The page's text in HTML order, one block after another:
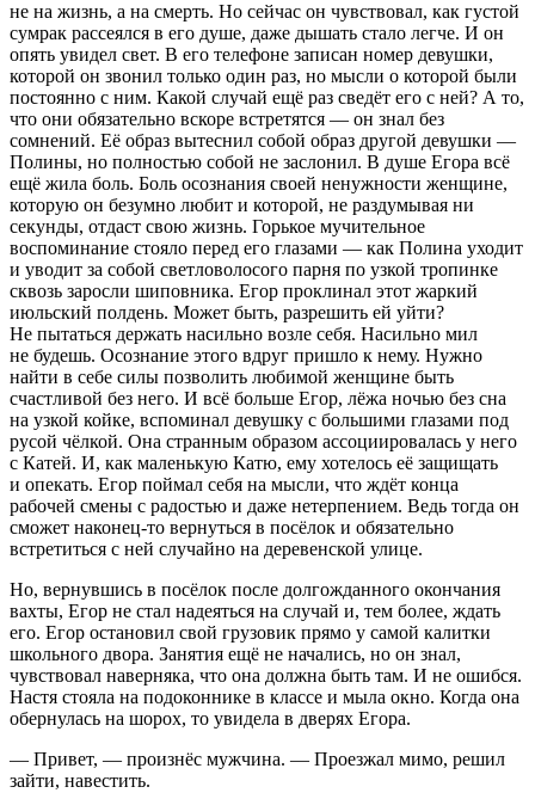
не на жизнь, а на смерть. Но сейчас он чувствовал, как густой
сумрак рассеялся в его душе, даже дышать стало легче. И он
опять увидел свет. В его телефоне записан номер девушки,
которой он звонил только один раз, но мысли о которой были
постоянно с ним. Какой случай ещё раз сведёт его с ней? А то,
что они обязательно вскоре встретятся — он знал без
сомнений. Её образ вытеснил собой образ другой девушки —
Полины, но полностью собой не заслонил. В душе Егора всё
ещё жила боль. Боль осознания своей ненужности женщине,
которую он безумно любит и которой, не раздумывая ни
секунды, отдаст свою жизнь. Горькое мучительное
воспоминание стояло перед его глазами — как Полина уходит
и уводит за собой светловолосого парня по узкой тропинке
сквозь заросли шиповника. Егор проклинал этот жаркий
июльский полдень. Может быть, разрешить ей уйти?
Не пытаться держать насильно возле себя. Насильно мил
не будешь. Осознание этого вдруг пришло к нему. Нужно
найти в себе силы позволить любимой женщине быть
счастливой без него. И всё больше Егор, лёжа ночью без сна
на узкой койке, вспоминал девушку с большими глазами под
русой чёлкой. Она странным образом ассоциировалась у него
с Катей. И, как маленькую Катю, ему хотелось её защищать
и опекать. Егор поймал себя на мысли, что ждёт конца
рабочей смены с радостью и даже нетерпением. Ведь тогда он
сможет наконец-то вернуться в посёлок и обязательно
встретиться с ней случайно на деревенской улице.
Но, вернувшись в посёлок после долгожданного окончания
вахты, Егор не стал надеяться на случай и, тем более, ждать
его. Егор остановил свой грузовик прямо у самой калитки
школьного двора. Занятия ещё не начались, но он знал,
чувствовал наверняка, что она должна быть там. И не ошибся.
Настя стояла на подоконнике в классе и мыла окно. Когда она
обернулась на шорох, то увидела в дверях Егора.
— Привет, — произнёс мужчина. — Проезжал мимо, решил
зайти, навестить.